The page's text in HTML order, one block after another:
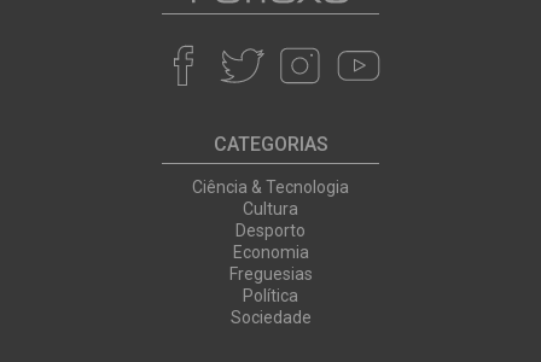
CATEGORIAS
Ciência & Tecnologia
Cultura
Desporto
Economia
Freguesias
Política
Sociedade